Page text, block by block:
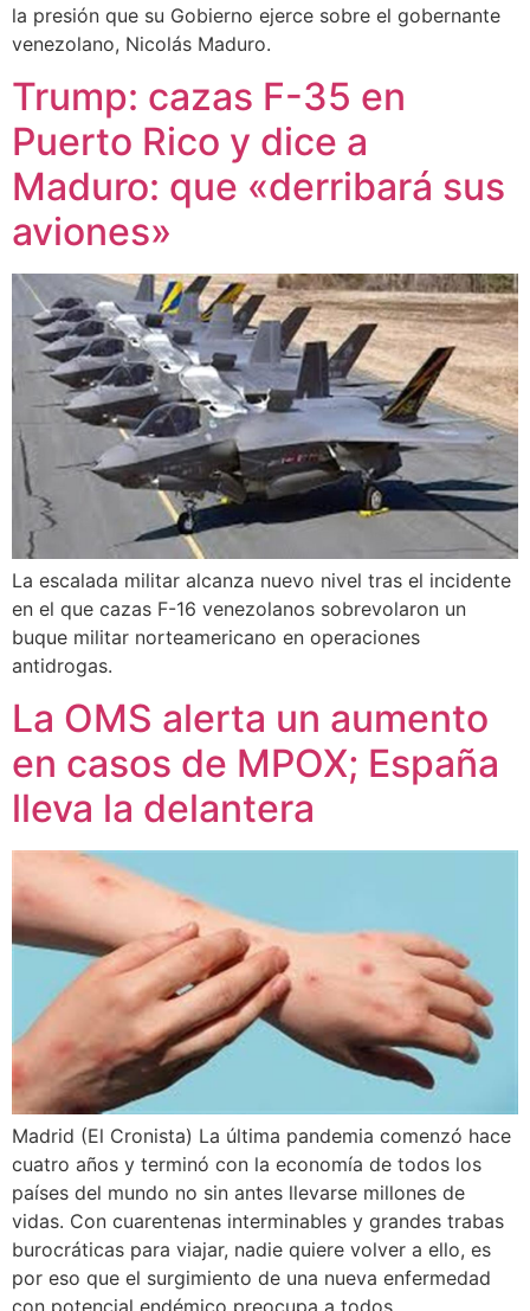
la presión que su Gobierno ejerce sobre el gobernante
venezolano, Nicolás Maduro.
Trump: cazas F-35 en
Puerto Rico y dice a
Maduro: que «derribará sus
aviones»
La escalada militar alcanza nuevo nivel tras el incidente
en el que cazas F-16 venezolanos sobrevolaron un
buque militar norteamericano en operaciones
antidrogas.
La OMS alerta un aumento
en casos de MPOX; España
lleva la delantera
Madrid (El Cronista) La última pandemia comenzó hace
cuatro años y terminó con la economía de todos los
países del mundo no sin antes llevarse millones de
vidas. Con cuarentenas interminables y grandes trabas
burocráticas para viajar, nadie quiere volver a ello, es
por eso que el surgimiento de una nueva enfermedad
con potencial endémico preocupa a todos.